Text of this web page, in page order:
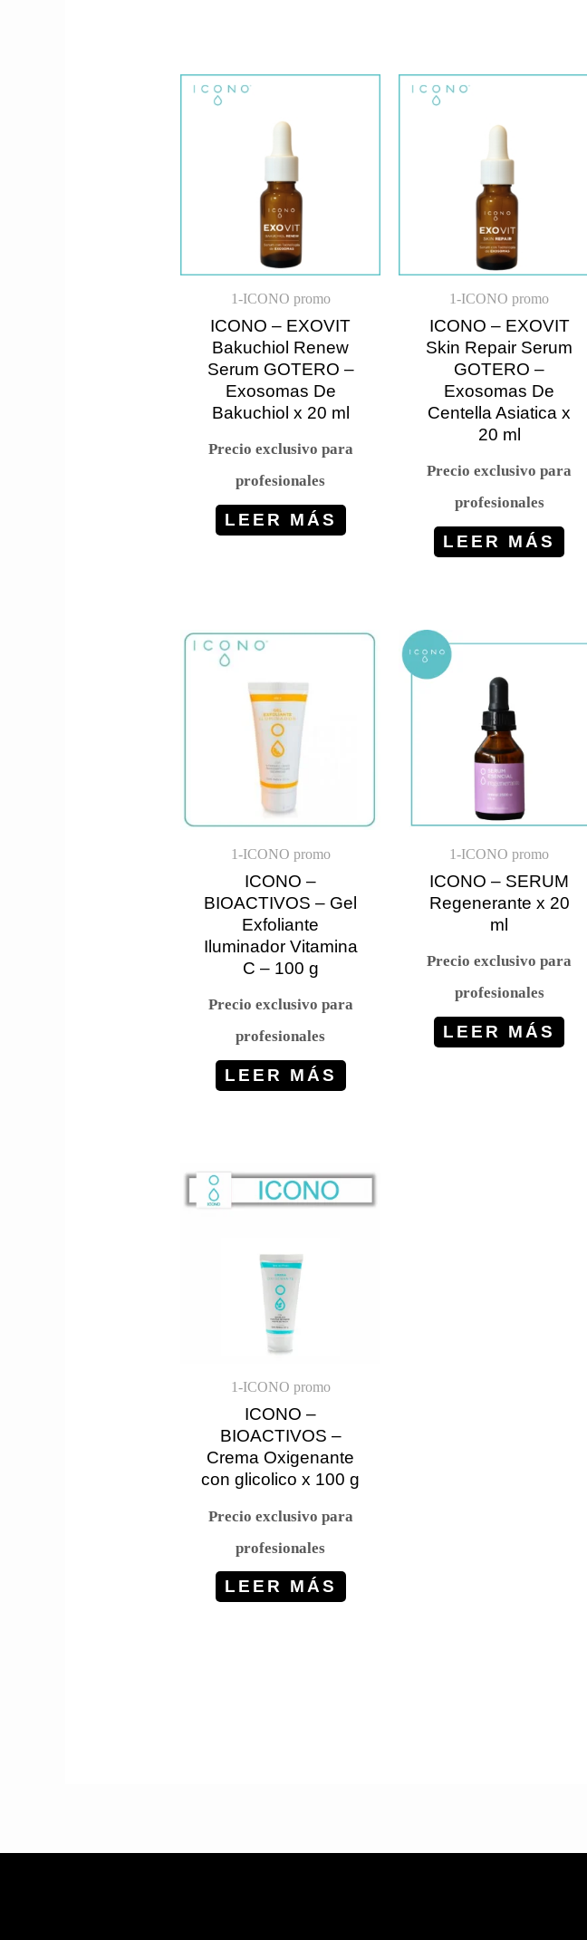
1-ICONO promo
ICONO – EXOVIT
Bakuchiol Renew
Serum GOTERO –
Exosomas De
Bakuchiol x 20 ml
Precio exclusivo para
profesionales
LEER MÁS
1-ICONO promo
ICONO – EXOVIT
Skin Repair Serum
GOTERO –
Exosomas De
Centella Asiatica x
20 ml
Precio exclusivo para
profesionales
LEER MÁS
1-ICONO promo
ICONO –
BIOACTIVOS – Gel
Exfoliante
Iluminador Vitamina
C – 100 g
Precio exclusivo para
profesionales
LEER MÁS
1-ICONO promo
ICONO – SERUM
Regenerante x 20
ml
Precio exclusivo para
profesionales
LEER MÁS
1-ICONO promo
ICONO –
BIOACTIVOS –
Crema Oxigenante
con glicolico x 100 g
Precio exclusivo para
profesionales
LEER MÁS